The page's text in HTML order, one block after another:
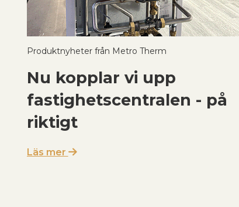
Produktnyheter från Metro Therm
Nu kopplar vi upp
fastighetscentralen - på
riktigt
Läs mer